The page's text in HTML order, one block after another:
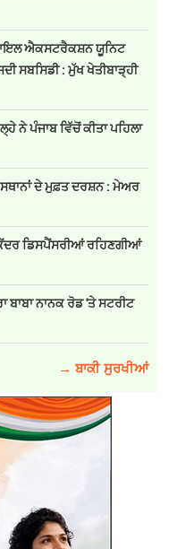
ਐਕਸਟਰੈਕਸ਼ਨ ਯੂਨਿਟ
ਸਬਸਿਡੀ : ਮੁੱਖ ਖੇਤੀਬਾੜ੍ਹੀ
ਨੇ ਪੰਜਾਬ ਵਿੱਚੋਂ ਕੀਤਾ ਪਹਿਲਾ
ਦੇ ਮੁਫ਼ਤ ਦਰਸ਼ਨ : ਮੇਅਰ
ਡਿਸਪੈਂਸਰੀਆਂ ਰਹਿਣਗੀਆਂ
ਬਾਬਾ ਨਾਨਕ ਰੋਡ 'ਤੇ ਸਟਰੀਟ
→ ਬਾਕੀ ਸੁਰਖੀਆਂ